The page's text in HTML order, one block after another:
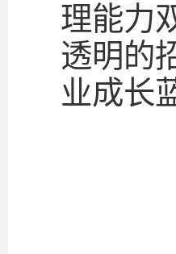
理能力
透明的
业成长